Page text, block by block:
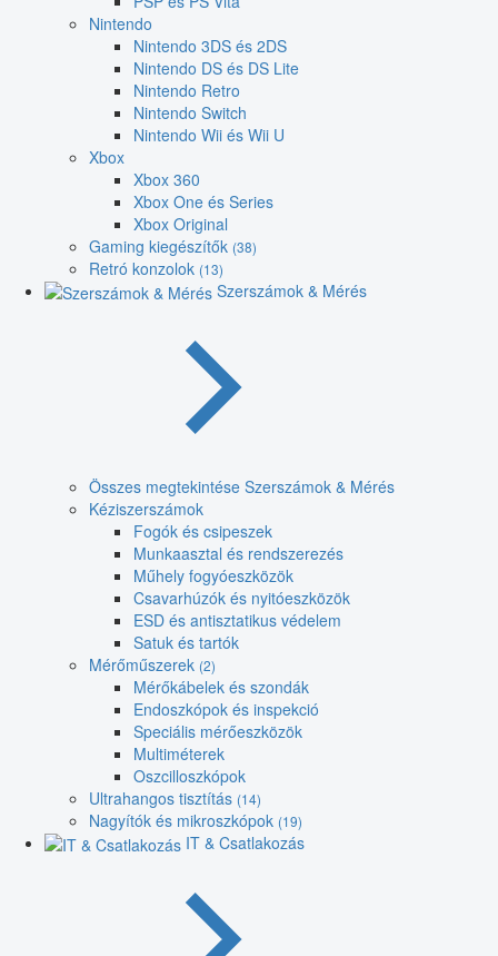
Nintendo
Nintendo 3DS és 2DS
Nintendo DS és DS Lite
Nintendo Retro
Nintendo Switch
Nintendo Wii és Wii U
Xbox
Xbox 360
Xbox One és Series
Xbox Original
Gaming kiegészítők (38)
Retró konzolok (13)
Szerszámok & Mérés
Összes megtekintése Szerszámok & Mérés
Kéziszerszámok
Fogók és csipeszek
Munkaasztal és rendszerezés
Műhely fogyóeszközök
Csavarhúzók és nyitóeszközök
ESD és antisztatikus védelem
Satuk és tartók
Mérőműszerek (2)
Mérőkábelek és szondák
Endoszkópok és inspekció
Speciális mérőeszközök
Multiméterek
Oszcilloszkópok
Ultrahangos tisztítás (14)
Nagyítók és mikroszkópok (19)
IT & Csatlakozás